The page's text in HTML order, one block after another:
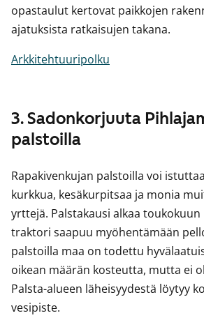
opastaulut kertovat paikkojen
ajatuksista ratkaisujen takana.
Arkkitehtuuripolku
3. Sadonkorjuuta
palstoilla
Rapakivenkujan palstoilla voi
kurkkua, kesäkurpitsaa ja monia
yrttejä. Palstakausi alkaa
traktori saapuu myöhentämään
palstoilla maa on todettu
oikean määrän kosteutta, mutta ei
Palsta-alueen läheisyydestä löytyy
vesipiste.